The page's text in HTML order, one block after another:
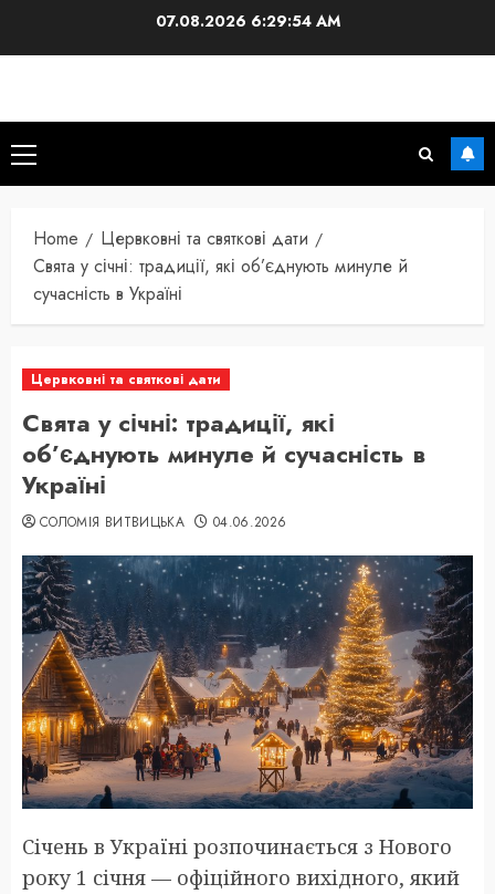
07.08.2026 6:29:55 AM
Primary
Menu
Home
Цервковні та святкові дати
Свята у січні: традиції, які об’єднують минуле й
сучасність в Україні
Цервковні та святкові дати
Свята у січні: традиції, які
об’єднують минуле й сучасність в
Україні
СОЛОМІЯ ВИТВИЦЬКА 04.06.2026
Січень в Україні розпочинається з Нового
року 1 січня — офіційного вихідного, який